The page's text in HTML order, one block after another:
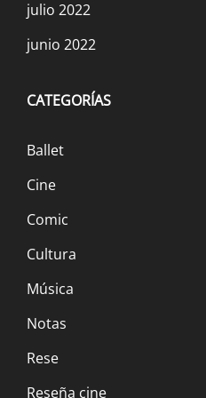
julio 2022
junio 2022
CATEGORÍAS
Ballet
Cine
Comic
Cultura
Música
Notas
Rese
Reseña cine